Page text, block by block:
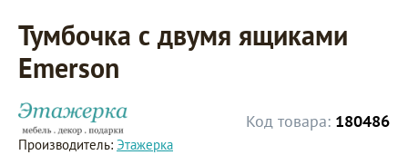
Тумбочка с двумя ящиками
Emerson
Код товара: 180486
Производитель: Этажерка